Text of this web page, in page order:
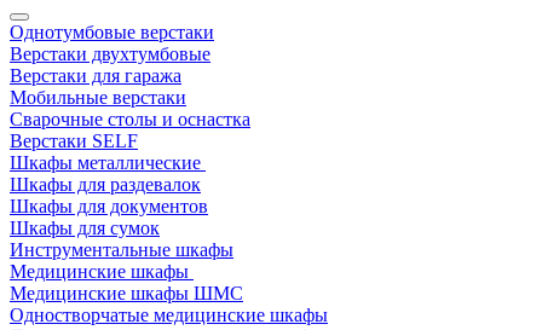
Однотумбовые верстаки
Верстаки двухтумбовые
Верстаки для гаража
Мобильные верстаки
Сварочные столы и оснастка
Верстаки SELF
Шкафы металлические
Шкафы для раздевалок
Шкафы для документов
Шкафы для сумок
Инструментальные шкафы
Медицинские шкафы
Медицинские шкафы ШМС
Одностворчатые медицинские шкафы